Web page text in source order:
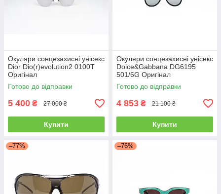
Окуляри сонцезахисні унісекс
Dior Dio(r)evolution2 0100T
Оригінал
Готово до відправки
5 400 ₴ 27 000 ₴
Купити
Окуляри сонцезахисні унісекс
Dolce&Gabbana DG6195
501/6G Оригінал
Готово до відправки
4 853 ₴ 21 100 ₴
Купити
–77% –76%